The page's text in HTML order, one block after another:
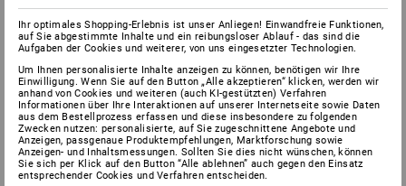
Ihr optimales Shopping-Erlebnis ist unser Anliegen! Einwandfreie Funktionen,
auf Sie abgestimmte Inhalte und ein reibungsloser Ablauf - das sind die
Aufgaben der Cookies und weiterer, von uns eingesetzter Technologien.
Um Ihnen personalisierte Inhalte anzeigen zu können, benötigen wir Ihre
Einwilligung. Wenn Sie auf den Button „Alle akzeptieren“ klicken, werden wir
anhand von Cookies und weiteren (auch KI-gestützten) Verfahren
Informationen über Ihre Interaktionen auf unserer Internetseite sowie Daten
aus dem Bestellprozess erfassen und diese insbesondere zu folgenden
Zwecken nutzen: personalisierte, auf Sie zugeschnittene Angebote und
Anzeigen, passgenaue Produktempfehlungen, Marktforschung sowie
Anzeigen- und Inhaltsmessungen. Sollten Sie dies nicht wünschen, können
Sie sich per Klick auf den Button “Alle ablehnen” auch gegen den Einsatz
entsprechender Cookies und Verfahren entscheiden.